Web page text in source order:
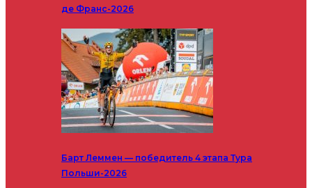
де Франс-2026
Барт Леммен — победитель 4 этапа Тура
Польши-2026